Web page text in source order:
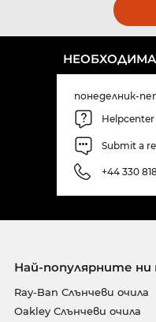
понеделник-
Helpcenter
Submit a
+44 330
Най-популярните ни
Ray-Ban Слънчеви очила
Oakley Слънчеви очила